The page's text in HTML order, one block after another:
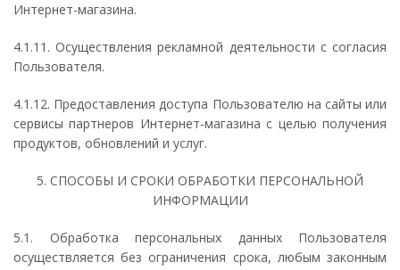
Интернет-магазина.
4.1.11. Осуществления рекламной деятельности с согласия
Пользователя.
4.1.12. Предоставления доступа Пользователю на сайты или
сервисы партнеров Интернет-магазина с целью получения
продуктов, обновлений и услуг.
5. СПОСОБЫ И СРОКИ ОБРАБОТКИ ПЕРСОНАЛЬНОЙ
ИНФОРМАЦИИ
5.1. Обработка персональных данных Пользователя
осуществляется без ограничения срока, любым законным